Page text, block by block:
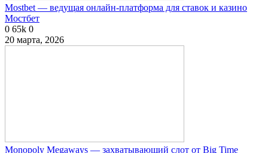
Mostbet — ведущая онлайн-платформа для ставок и казино
Мостбет
0 65k 0
20 марта, 2026
Monopoly Megaways — захватывающий слот от Big Time